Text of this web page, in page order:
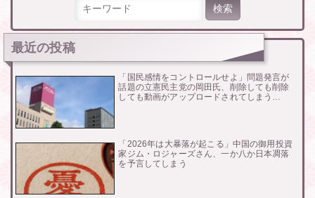
最近の投稿
「国民感情をコントロールせよ」問題発言が
話題の立憲民主党の岡田氏、削除しても削除
しても動画がアップロードされてしまう…
「2026年は大暴落が起こる」中国の御用投資
家ジム・ロジャーズさん、一か八か日本凋落
を予言してしまう